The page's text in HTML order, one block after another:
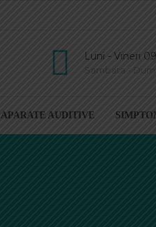
Luni - Vineri
Sambata -
APARATE AUDITIVE